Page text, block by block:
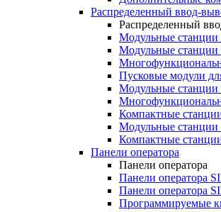
Распределенный ввод-
Распределенный
Модульные станции
Модульные станции
Пусковые модули
Модульные станции
Компактные
Модульные станции
Компактные
Панели оператора
Панели оператора
Панели оператора
Панели оператора
Программируемые